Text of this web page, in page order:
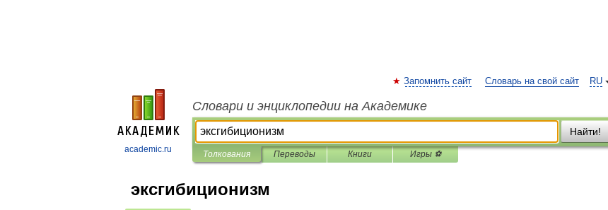
academic.ru
RU
Запомнить сайт Словарь на свой сайт
Словари и энциклопедии на Академике
Найти!
Толкования Переводы Книги Игры ⚽
эксгибиционизм